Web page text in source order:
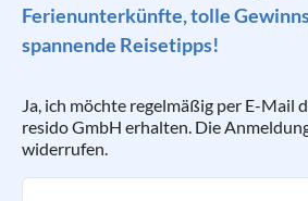
Ferienunterkünfte, tolle
spannende Reisetipps!
Ja, ich möchte regelmäßig per E-Mail
resido GmbH erhalten. Die
widerrufen.